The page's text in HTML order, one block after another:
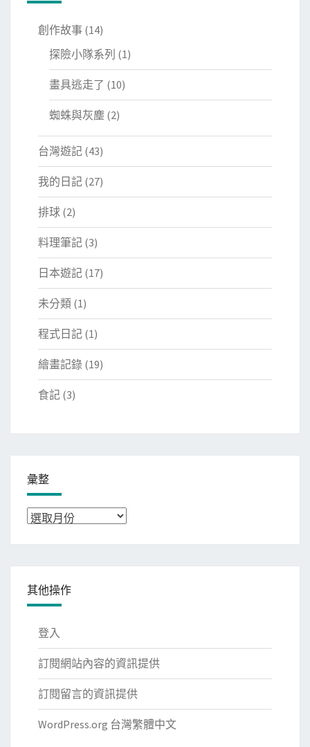
創作故事 (14)
探險小隊系列 (1)
畫具逃走了 (10)
蜘蛛與灰塵 (2)
台灣遊記 (43)
我的日記 (27)
排球 (2)
料理筆記 (3)
日本遊記 (17)
未分類 (1)
程式日記 (1)
繪畫記錄 (19)
食記 (3)
彙整
彙
其他操作
登入
訂閱網站內容的資訊提供
訂閱留言的資訊提供
WordPress.org 台灣繁體中文